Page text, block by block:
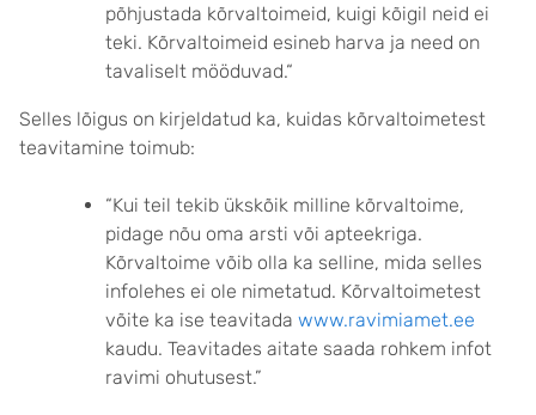
põhjustada kõrvaltoimeid, kuigi kõigil neid ei
teki. Kõrvaltoimeid esineb harva ja need on
tavaliselt mööduvad.“
Selles lõigus on kirjeldatud ka, kuidas kõrvaltoimetest
teavitamine toimub:
“Kui teil tekib ükskõik milline kõrvaltoime,
pidage nõu oma arsti või apteekriga.
Kõrvaltoime võib olla ka selline, mida selles
infolehes ei ole nimetatud. Kõrvaltoimetest
võite ka ise teavitada www.ravimiamet.ee
kaudu. Teavitades aitate saada rohkem infot
ravimi ohutusest.”